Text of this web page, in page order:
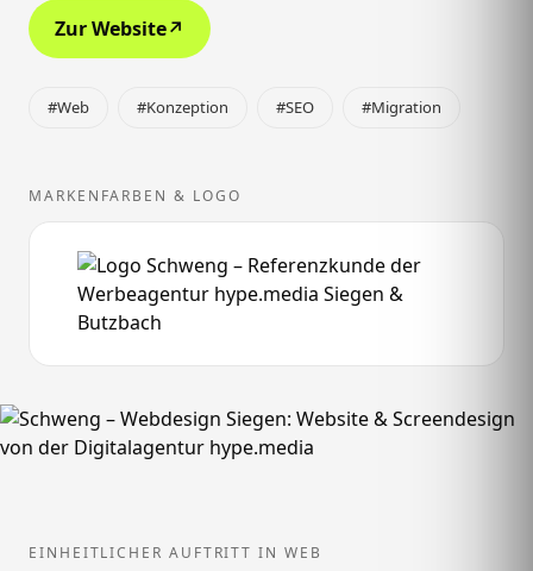
Zur Website↗
#Web #Konzeption #SEO #Migration
MARKENFARBEN & LOGO
EINHEITLICHER AUFTRITT IN WEB